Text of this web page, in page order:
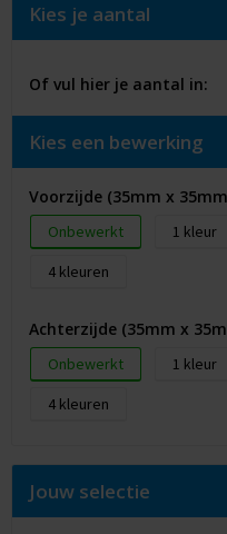
Kies je aantal
Of vul hier je aantal in:
Kies een bewerking
Voorzijde (35mm x
Onbewerkt 1
4
Achterzijde (35mm x
Onbewerkt 1
4
Jouw selectie